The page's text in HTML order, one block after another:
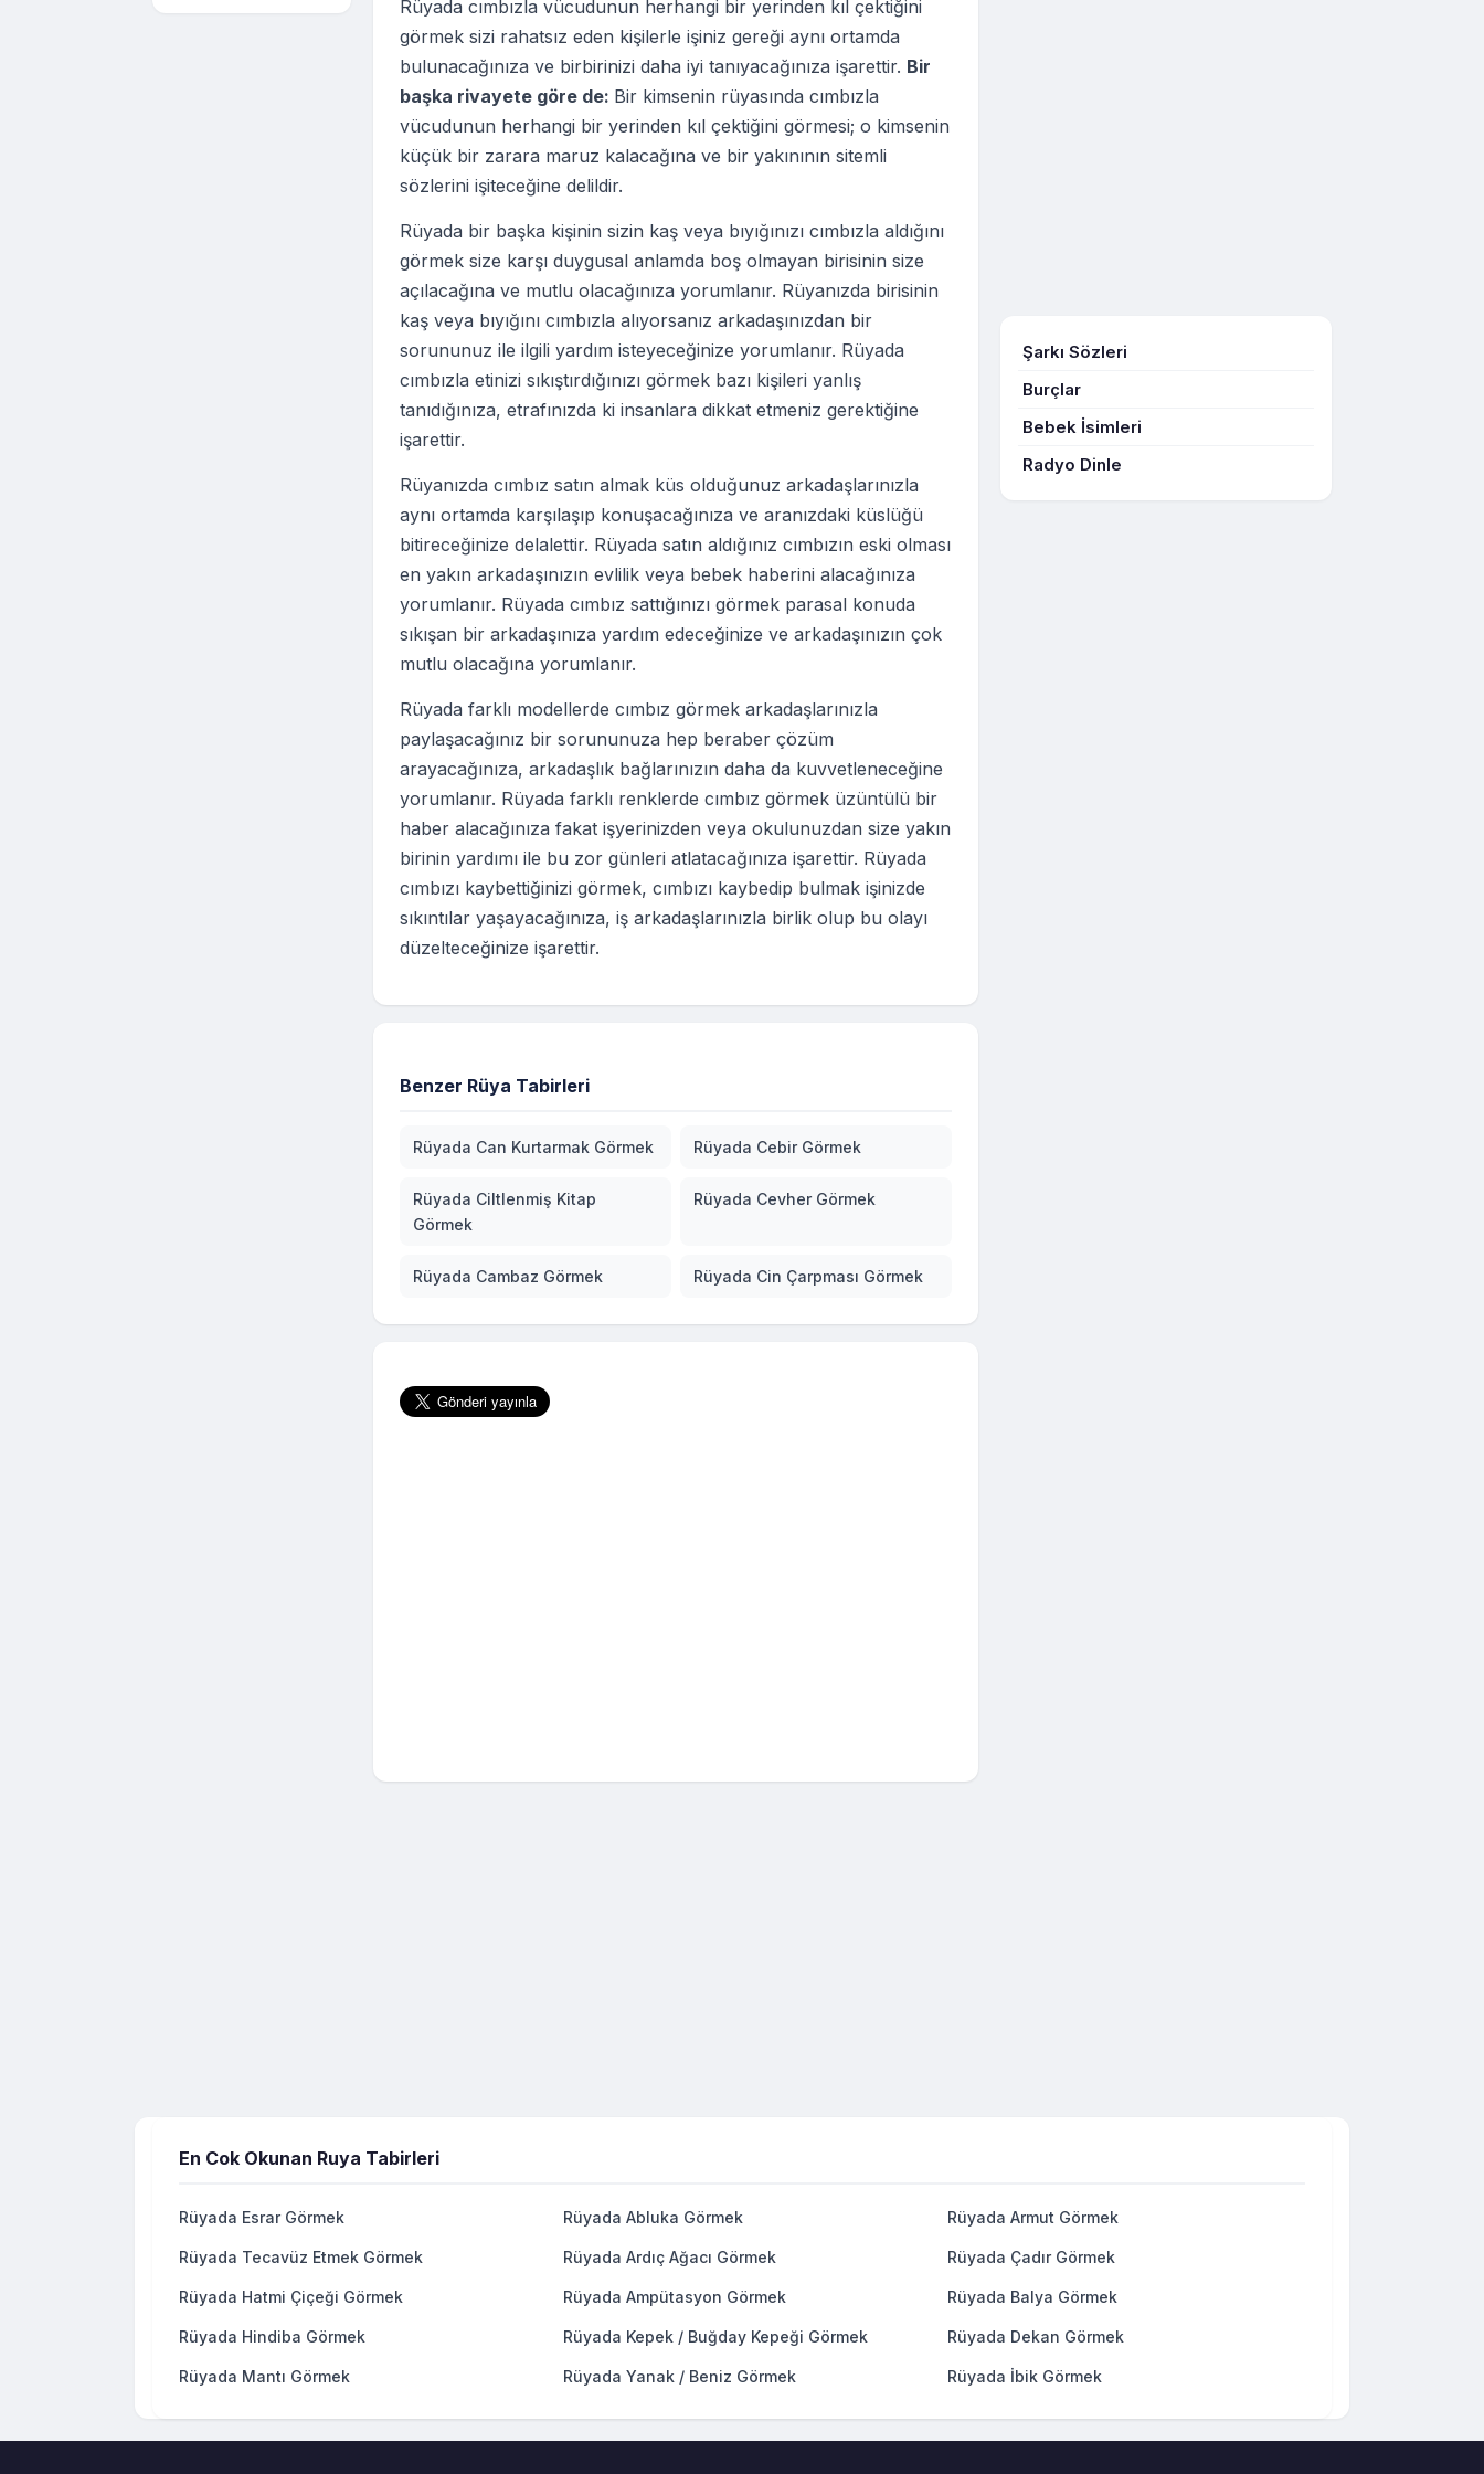
Rüyada cımbızla vücudunun herhangi bir yerinden kıl çektiğini
görmek sizi rahatsız eden kişilerle işiniz gereği aynı ortamda
bulunacağınıza ve birbirinizi daha iyi tanıyacağınıza işarettir. Bir
başka rivayete göre de: Bir kimsenin rüyasında cımbızla
vücudunun herhangi bir yerinden kıl çektiğini görmesi; o kimsenin
küçük bir zarara maruz kalacağına ve bir yakınının sitemli
sözlerini işiteceğine delildir.
Rüyada bir başka kişinin sizin kaş veya bıyığınızı cımbızla aldığını
görmek size karşı duygusal anlamda boş olmayan birisinin size
açılacağına ve mutlu olacağınıza yorumlanır. Rüyanızda birisinin
kaş veya bıyığını cımbızla alıyorsanız arkadaşınızdan bir
sorununuz ile ilgili yardım isteyeceğinize yorumlanır. Rüyada
cımbızla etinizi sıkıştırdığınızı görmek bazı kişileri yanlış
tanıdığınıza, etrafınızda ki insanlara dikkat etmeniz gerektiğine
işarettir.
Rüyanızda cımbız satın almak küs olduğunuz arkadaşlarınızla
aynı ortamda karşılaşıp konuşacağınıza ve aranızdaki küslüğü
bitireceğinize delalettir. Rüyada satın aldığınız cımbızın eski olması
en yakın arkadaşınızın evlilik veya bebek haberini alacağınıza
yorumlanır. Rüyada cımbız sattığınızı görmek parasal konuda
sıkışan bir arkadaşınıza yardım edeceğinize ve arkadaşınızın çok
mutlu olacağına yorumlanır.
Rüyada farklı modellerde cımbız görmek arkadaşlarınızla
paylaşacağınız bir sorununuza hep beraber çözüm
arayacağınıza, arkadaşlık bağlarınızın daha da kuvvetleneceğine
yorumlanır. Rüyada farklı renklerde cımbız görmek üzüntülü bir
haber alacağınıza fakat işyerinizden veya okulunuzdan size yakın
birinin yardımı ile bu zor günleri atlatacağınıza işarettir. Rüyada
cımbızı kaybettiğinizi görmek, cımbızı kaybedip bulmak işinizde
sıkıntılar yaşayacağınıza, iş arkadaşlarınızla birlik olup bu olayı
düzelteceğinize işarettir.
Benzer Rüya Tabirleri
Rüyada Can Kurtarmak Görmek Rüyada Cebir Görmek
Rüyada Ciltlenmiş Kitap
Görmek
Rüyada Cevher Görmek
Rüyada Cambaz Görmek Rüyada Cin Çarpması Görmek
Şarkı Sözleri
Burçlar
Bebek İsimleri
Radyo Dinle
En Cok Okunan Ruya Tabirleri
Rüyada Esrar Görmek Rüyada Abluka Görmek Rüyada Armut Görmek
Rüyada Tecavüz Etmek Görmek Rüyada Ardıç Ağacı Görmek Rüyada Çadır Görmek
Rüyada Hatmi Çiçeği Görmek Rüyada Ampütasyon Görmek Rüyada Balya Görmek
Rüyada Hindiba Görmek Rüyada Kepek / Buğday Kepeği Görmek Rüyada Dekan Görmek
Rüyada Mantı Görmek Rüyada Yanak / Beniz Görmek Rüyada İbik Görmek